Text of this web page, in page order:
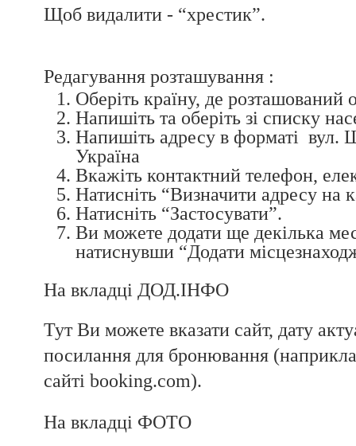
Щоб видалити - “хрестик”.
Редагування розташування :
Оберіть країну, де розташований
Напишіть та оберіть зі списку
Напишіть адресу в форматі вул.
Україна
Вкажіть контактний телефон,
Натисніть “Визначити адресу на
Натисніть “Застосувати”.
Ви можете додати ще декілька
натиснувши “Додати
На вкладці ДОД.ІНФО
Тут Ви можете вказати сайт, дату
посилання для бронювання
сайті booking.com).
На вкладці ФОТО